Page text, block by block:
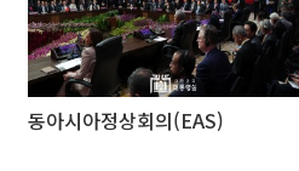
동아시아정상회의(EAS)